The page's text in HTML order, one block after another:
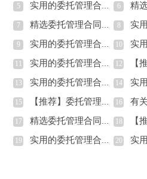
5 实用的委托管理合同模板合集10篇 6 精选委
7 精选委托管理合同模板集合七篇 8 实用
9 实用的委托管理合同范文锦集九篇 10 实用
实用的委托管理合同模板汇总五篇 12 【推
13 实用的委托管理合同模板集锦9篇 14 实用
15 【推荐】委托管理合同模板锦集八篇 16 有关委
17 精选委托管理合同范文汇总十篇 18 【推
19 实用的委托管理合同模板汇编七篇 20 实用